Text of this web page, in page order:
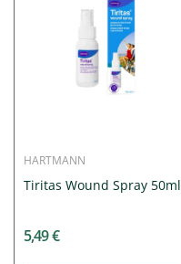
HARTMANN
Tiritas Wound Spray 50ml
5,49 €